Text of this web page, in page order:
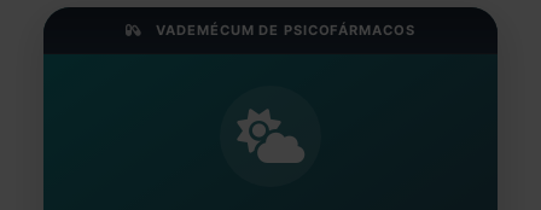
VADEMÉCUM DE PSICOFÁRMACOS